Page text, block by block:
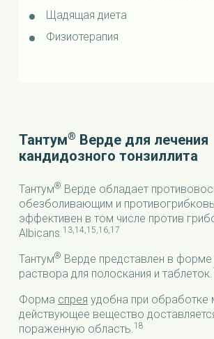
Щадящая диета
Физиотерапия
Тантум® Верде для лечения
кандидозного тонзиллита
Тантум® Верде обладает
обезболивающим и
эффективен в том числе против
Albicans.13,14,15,16,17
Тантум® Верде представлен в форме
раствора для полоскания и таблеток.
Форма спрея удобна при обработке
действующее вещество
пораженную область.18